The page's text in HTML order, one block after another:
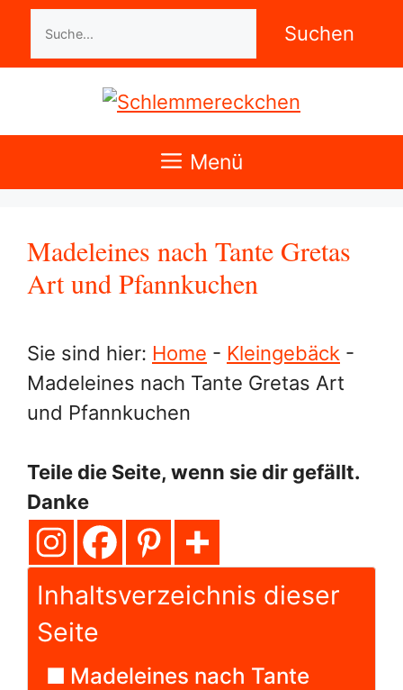
Zum
Inhalt
springen
Suchen
Menü
Madeleines nach Tante Gretas
Art und Pfannkuchen
Sie sind hier: Home - Kleingebäck -
Madeleines nach Tante Gretas Art
und Pfannkuchen
Teile die Seite, wenn sie dir gefällt.
Danke
Inhaltsverzeichnis dieser
Seite
Madeleines nach Tante